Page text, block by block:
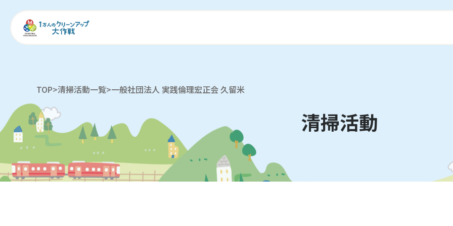
TOP>清掃活動一覧>一般社団法人 実践倫理宏正会 久留米
清掃活動